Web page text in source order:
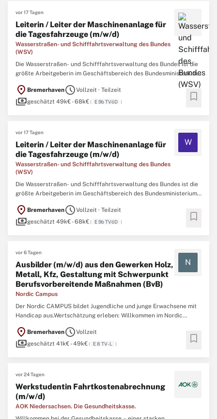
vor 17 Tagen
Leiterin / Leiter der Maschinenanlage für
die Tagesfahrzeuge (m/w/d)
Wasserstraßen- und Schifffahrtsverwaltung des Bundes
(WSV)
Die Wasserstraßen- und Schifffahrtsverwaltung des Bundes ist die
größte Arbeitgeberin im Geschäftsbereich des Bundesministeriums
für Verkehr (BMV).In unseren Behörden arbeiten deutschlandweit
engagierte Menschen für lebendige Wasserstraßen.Wir verknüpfen
Verkehrsmanagement, Ökologie und Ökonomie mit ...
location_on BremerhavenscheduleVollzeit · Teilzeit
paymentsgeschätzt 49k€ - 68k€( E 9b TVöD ) bookmark
vor 17 Tagen
Leiterin / Leiter der Maschinenanlage für
die Tagesfahrzeuge (m/w/d)
Wasserstraßen- und Schifffahrtsverwaltung des Bundes
(WSV)
W
Die Wasserstraßen- und Schifffahrtsverwaltung des Bundes ist die
größte Arbeitgeberin im Geschäftsbereich des Bundesministeriums
engagierte Menschen für lebendige Wasserstraßen.Wir verknüpfen
Verkehrsmanagement, Ökologie und Ökonomie mit ...
location_on BremerhavenscheduleVollzeit · Teilzeit
paymentsgeschätzt 49k€ - 68k€( E 9b TVöD ) bookmark
vor 6 Tagen
Ausbilder (m/w/d) aus den Gewerken Holz,
Metall, Kfz, Gestaltung mit Schwerpunkt
Berufsvorbereitende Maßnahmen (BvB)
Nordic Campus
N
Der Nordic CAMPUS bildet Jugendliche und junge Erwachsene mit
Handicap aus.Wertschätzung erleben: Willkommen im Nordic
ZeitpunktAusbilder (m/w/d) aus den Gewerken Holz, Metall, Kfz,
Gestaltung mit Schwerpunkt Berufsvorbereitende Maßnahmen
location_on BremerhavenscheduleVollzeit
paymentsgeschätzt 41k€ - 49k€( E 8 TV-L ) bookmark
vor 24 Tagen
Werkstudentin Fahrtkostenabrechnung
(m/w/d)
AOK Niedersachsen. Die Gesundheitskasse.